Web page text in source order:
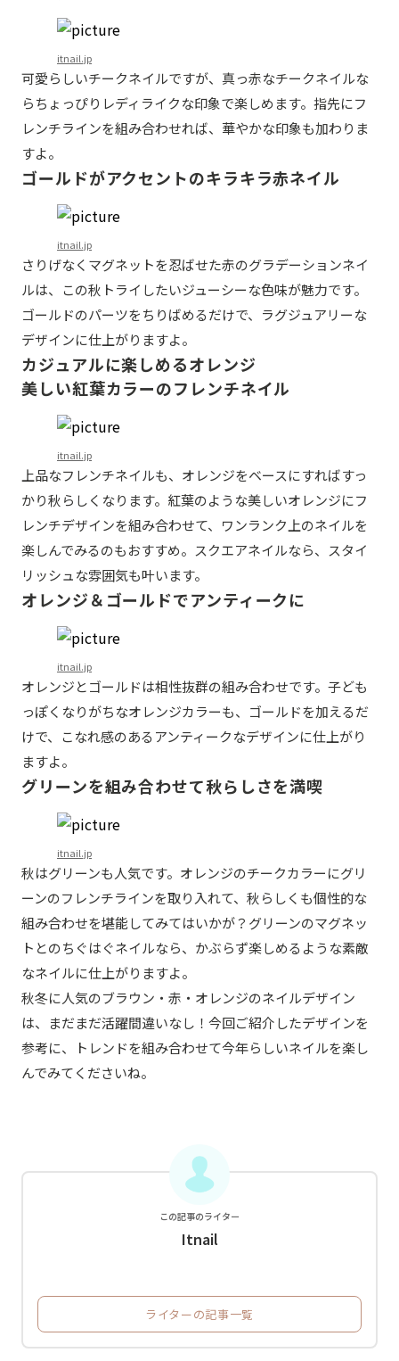
itnail.jp
可愛らしいチークネイルですが、真っ赤なチークネイルな
らちょっぴりレディライクな印象で楽しめます。指先にフ
レンチラインを組み合わせれば、華やかな印象も加わりま
すよ。
ゴールドがアクセントのキラキラ赤ネイル
itnail.jp
さりげなくマグネットを忍ばせた赤のグラデーションネイ
ルは、この秋トライしたいジューシーな色味が魅力です。
ゴールドのパーツをちりばめるだけで、ラグジュアリーな
デザインに仕上がりますよ。
カジュアルに楽しめるオレンジ
美しい紅葉カラーのフレンチネイル
itnail.jp
上品なフレンチネイルも、オレンジをベースにすればすっ
かり秋らしくなります。紅葉のような美しいオレンジにフ
レンチデザインを組み合わせて、ワンランク上のネイルを
楽しんでみるのもおすすめ。スクエアネイルなら、スタイ
リッシュな雰囲気も叶います。
オレンジ＆ゴールドでアンティークに
itnail.jp
オレンジとゴールドは相性抜群の組み合わせです。子ども
っぽくなりがちなオレンジカラーも、ゴールドを加えるだ
けで、こなれ感のあるアンティークなデザインに仕上がり
ますよ。
グリーンを組み合わせて秋らしさを満喫
itnail.jp
秋はグリーンも人気です。オレンジのチークカラーにグリ
ーンのフレンチラインを取り入れて、秋らしくも個性的な
組み合わせを堪能してみてはいかが？グリーンのマグネッ
トとのちぐはぐネイルなら、かぶらず楽しめるような素敵
なネイルに仕上がりますよ。
秋冬に人気のブラウン・赤・オレンジのネイルデザイン
は、まだまだ活躍間違いなし！今回ご紹介したデザインを
参考に、トレンドを組み合わせて今年らしいネイルを楽し
んでみてくださいね。
この記事のライター
Itnail
ライターの記事一覧